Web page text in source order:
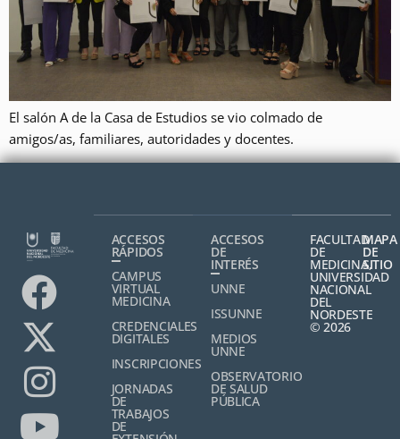
El salón A de la Casa de Estudios se vio colmado de
amigos/as, familiares, autoridades y docentes.
ACCESOS
RÁPIDOS
CAMPUS
VIRTUAL
MEDICINA
CREDENCIALES
DIGITALES
INSCRIPCIONES
JORNADAS
DE
TRABAJOS
DE
ACCESOS
DE
INTERÉS
UNNE
ISSUNNE
MEDIOS
UNNE
OBSERVATORIO
DE SALUD
PÚBLICA
FACULTAD
DE
MEDICINA,
UNIVERSIDAD
NACIONAL
DEL
NORDESTE
© 2026
MAPA
DE
SITIO